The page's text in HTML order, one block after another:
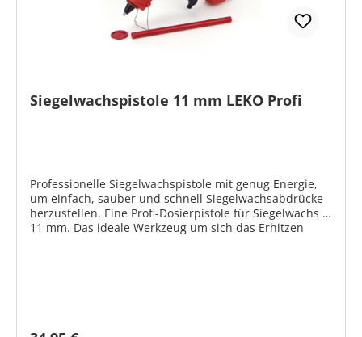
Siegelwachspistole 11 mm LEKO Profi
Professionelle Siegelwachspistole mit genug Energie,
um einfach, sauber und schnell Siegelwachsabdrücke
herzustellen. Eine Profi-Dosierpistole für Siegelwachs Ø
11 mm. Das ideale Werkzeug um sich das Erhitzen
möchten, verwenden Sie besser für jede Farbe eine